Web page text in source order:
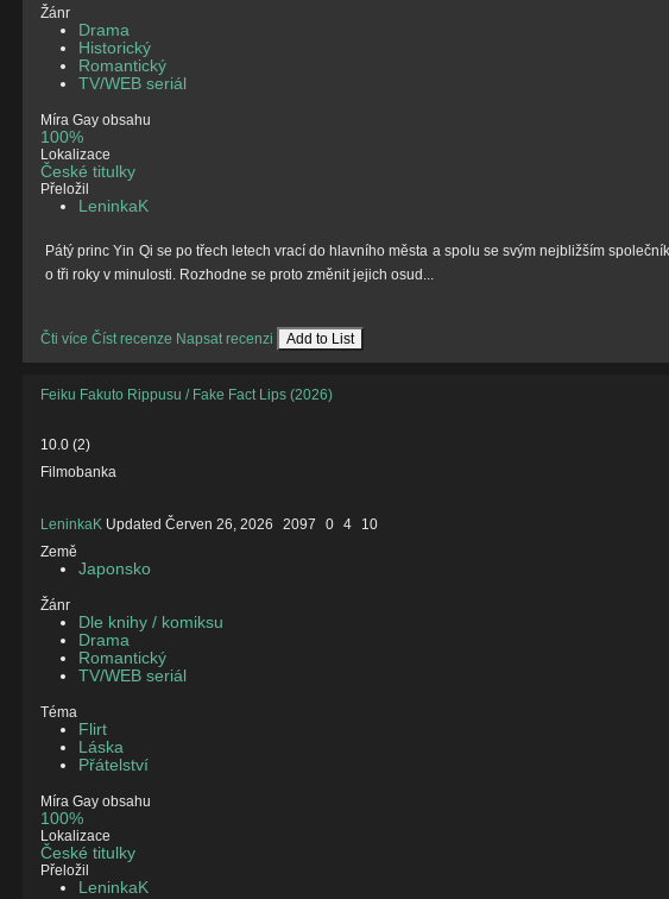
Žánr
Drama
Historický
Romantický
TV/WEB seriál
Míra Gay obsahu
100%
Lokalizace
České titulky
Přeložil
LeninkaK
Pátý princ Yin Qi se po třech letech vrací do hlavního města a spolu se svým nejbližším
o tři roky v minulosti. Rozhodne se proto změnit jejich osud...
Čti více Číst recenze Napsat recenzi Add to List
Feiku Fakuto Rippusu / Fake Fact Lips (2026)
10.0(2)
Filmobanka
LeninkaK Updated Červen 26, 2026 2097 0 4
10
Země
Japonsko
Žánr
Dle knihy / komiksu
Drama
Romantický
TV/WEB seriál
Téma
Flirt
Láska
Přátelství
Míra Gay obsahu
100%
Lokalizace
České titulky
Přeložil
LeninkaK